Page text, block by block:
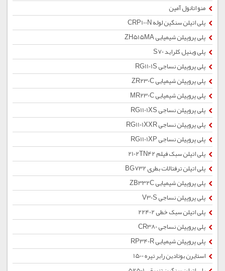
منو اتانول آمین
پلی اتیلن سنگین لوله CRP100N
پلی پروپیلن شیمیایی ZH515MA
پلی وینیل کلراید S70
پلی پروپیلن نساجی RG1101S
پلی پروپیلن شیمیایی ZR230C
پلی پروپیلن شیمیایی MR230C
پلی پروپیلن نساجی RG1101XS
پلی پروپیلن نساجی RG1101XXR
پلی پروپیلن نساجی RG1101XP
پلی اتیلن سبک فیلم 2102TN42
پلی اتیلن ترفتالات بطری BG732
پلی پروپیلن شیمیایی ZB332C
پلی پروپیلن نساجی V30S
پلی اتیلن سبک خطی 22402
پلی پروپیلن نساجی CR380
پلی پروپیلن شیمیایی RP340R
استایرن بوتادین رابر تیره 1500